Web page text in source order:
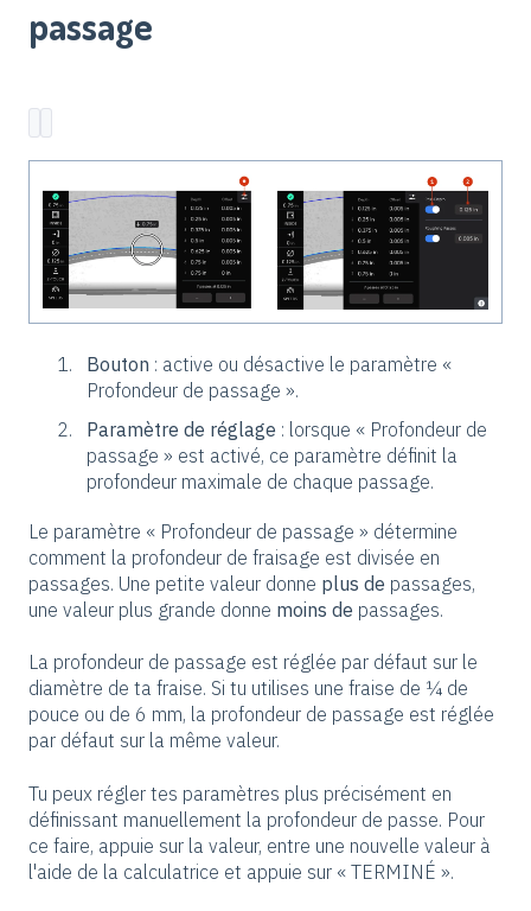
passage
Bouton : active ou désactive le paramètre «
Profondeur de passage ».
Paramètre de réglage : lorsque « Profondeur de
passage » est activé, ce paramètre définit la
profondeur maximale de chaque passage.
Le paramètre « Profondeur de passage » détermine
comment la profondeur de fraisage est divisée en
passages. Une petite valeur donne plus de passages,
une valeur plus grande donne moins de passages.
La profondeur de passage est réglée par défaut sur le
diamètre de ta fraise. Si tu utilises une fraise de ¼ de
pouce ou de 6 mm, la profondeur de passage est réglée
par défaut sur la même valeur.
Tu peux régler tes paramètres plus précisément en
définissant manuellement la profondeur de passe. Pour
ce faire, appuie sur la valeur, entre une nouvelle valeur à
l'aide de la calculatrice et appuie sur « TERMINÉ ».